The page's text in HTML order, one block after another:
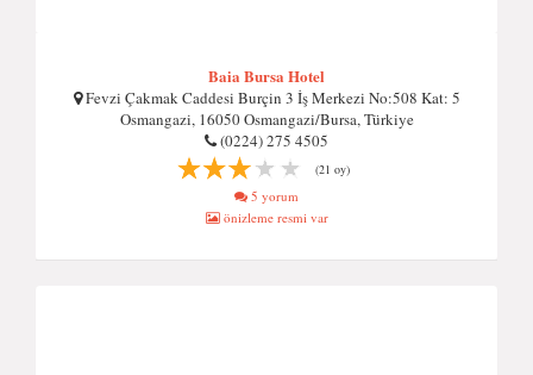
Baia Bursa Hotel
Fevzi Çakmak Caddesi Burçin 3 İş Merkezi No:508 Kat: 5
Osmangazi, 16050 Osmangazi/Bursa, Türkiye
(0224) 275 4505
(21 oy)
5 yorum
önizleme resmi var